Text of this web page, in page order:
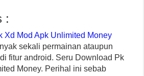
:
Xd Mod Apk Unlimited Money
sekali permainan ataupun
fitur android. Seru Download Pk
Money. Perihal ini sebab